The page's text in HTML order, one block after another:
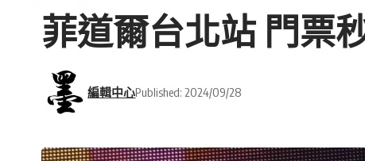
菲道爾台北站 門票
編輯中心Published: 2024/09/28